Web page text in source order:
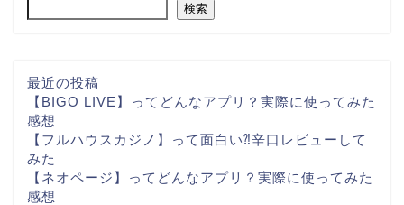
検索
最近の投稿
【BIGO LIVE】ってどんなアプリ？実際に使ってみた
感想
【フルハウスカジノ】って面白い⁈辛口レビューして
みた
【ネオページ】ってどんなアプリ？実際に使ってみた
感想